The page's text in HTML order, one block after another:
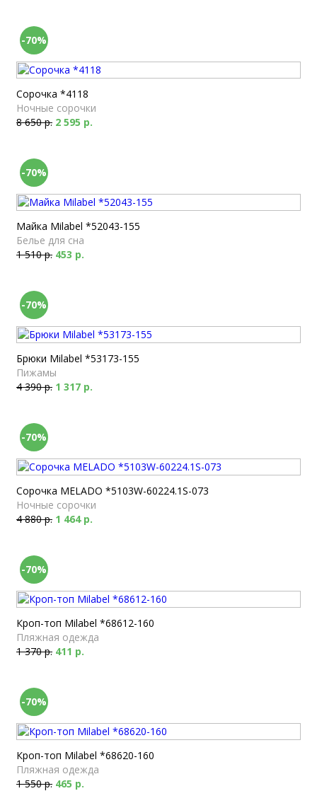
-70%
Сорочка *4118
Ночные сорочки
8 650 р. 2 595 р.
-70%
Майка Milabel *52043-155
Белье для сна
1 510 р. 453 р.
-70%
Брюки Milabel *53173-155
Пижамы
4 390 р. 1 317 р.
-70%
Сорочка MELADO *5103W-60224.1S-073
Ночные сорочки
4 880 р. 1 464 р.
-70%
Кроп-топ Milabel *68612-160
Пляжная одежда
1 370 р. 411 р.
-70%
Кроп-топ Milabel *68620-160
Пляжная одежда
1 550 р. 465 р.